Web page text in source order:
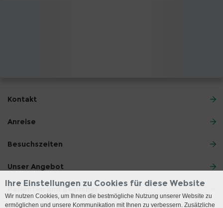
Kontakt
Anreise
Besuchszeiten
Unser Angebot
Patienten und Besucher
Ihre Einstellungen zu Cookies für diese Website
Wir nutzen Cookies, um Ihnen die bestmögliche Nutzung unserer Website zu
ermöglichen und unsere Kommunikation mit Ihnen zu verbessern. Zusätzliche